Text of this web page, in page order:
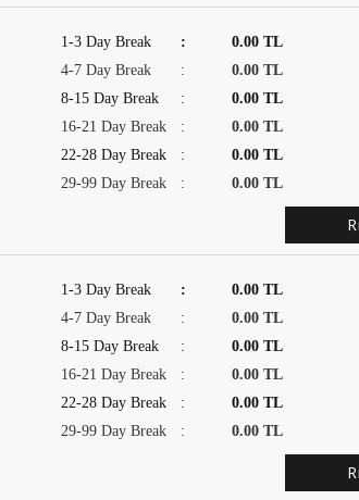
1-3 Day Break :
0.00 TL
4-7 Day Break
:
0.00 TL
8-15 Day Break
:
0.00 TL
16-21 Day Break
:
0.00 TL
22-28 Day Break
:
0.00 TL
29-99 Day Break
: 0.00 TL
1-3 Day Break :
0.00 TL
4-7 Day Break
:
0.00 TL
8-15 Day Break
:
0.00 TL
16-21 Day Break
:
0.00 TL
22-28 Day Break
:
0.00 TL
29-99 Day Break
: 0.00 TL